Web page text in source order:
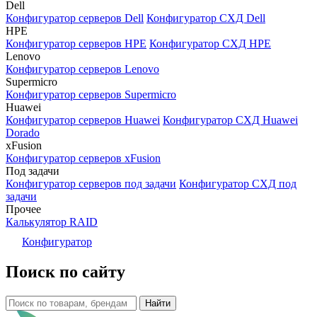
Dell
Конфигуратор серверов Dell Конфигуратор СХД Dell
HPE
Конфигуратор серверов HPE Конфигуратор СХД HPE
Lenovo
Конфигуратор серверов Lenovo
Supermicro
Конфигуратор серверов Supermicro
Huawei
Конфигуратор серверов Huawei Конфигуратор СХД Huawei
Dorado
xFusion
Конфигуратор серверов xFusion
Под задачи
Конфигуратор серверов под задачи Конфигуратор СХД под
задачи
Прочее
Калькулятор RAID
Конфигуратор
Поиск по сайту